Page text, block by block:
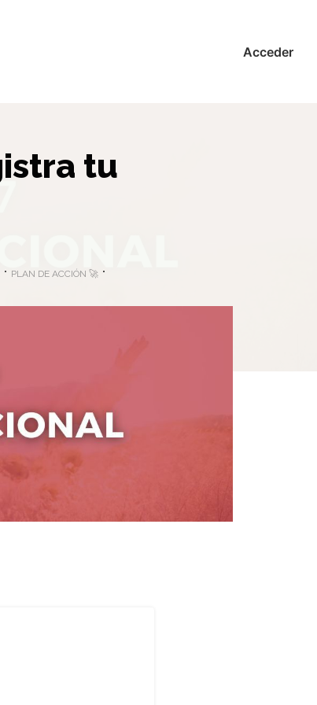
Acceder
tu
PLAN DE ACCIÓN 🚀